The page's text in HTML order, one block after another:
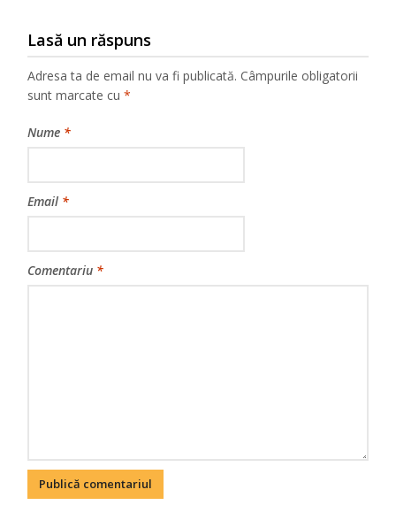
Lasă un răspuns
Adresa ta de email nu va fi publicată. Câmpurile obligatorii
sunt marcate cu*
Nume *
Email *
Comentariu *